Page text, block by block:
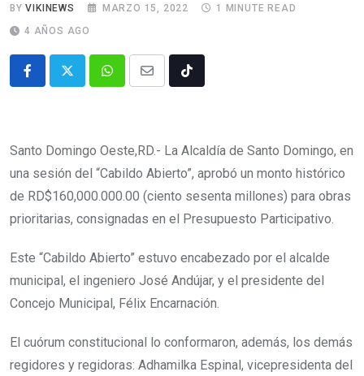
BYVIKINEWS MARZO 15, 2022
1 MINUTE READ
4 AÑOS AGO
Santo Domingo Oeste,RD.- La Alcaldía de Santo Domingo, en
una sesión del “Cabildo Abierto”, aprobó un monto histórico
de RD$160,000.000.00 (ciento sesenta millones) para obras
prioritarias, consignadas en el Presupuesto Participativo.
Este “Cabildo Abierto” estuvo encabezado por el alcalde
municipal, el ingeniero José Andújar, y el presidente del
Concejo Municipal, Félix Encarnación.
El cuórum constitucional lo conformaron, además, los demás
regidores y regidoras: Adhamilka Espinal, vicepresidenta del